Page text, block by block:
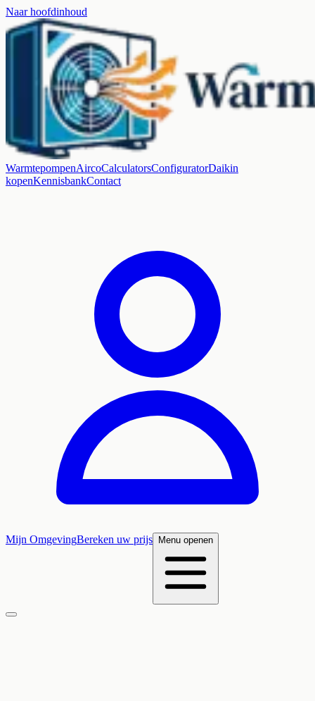
Naar hoofdinhoud
WarmtepompenAircoCalculatorsConfiguratorDaikin
kopenKennisbankContact
Mijn OmgevingBereken uw prijs Menu openen